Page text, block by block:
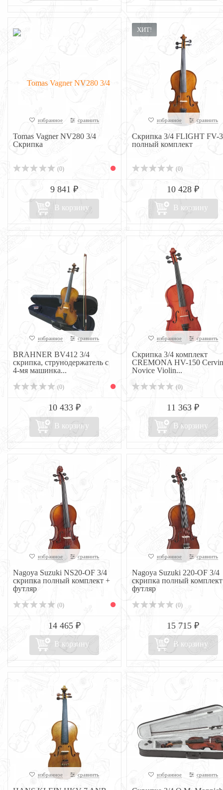
избранное сравнить
Tomas Vagner NV280 3/4
Скрипка
(0)
9 841 ₽
В корзину
ХИТ!
избранное сравнить
Скрипка 3/4 FLIGHT FV-
полный комплект
(0)
10 428 ₽
В корзину
избранное сравнить
BRAHNER BV412 3/4
скрипка, струнодержатель с
4-мя машинка...
(0)
10 433 ₽
В корзину
избранное сравнить
Скрипка 3/4 комплект
CREMONA HV-150
Novice Violin...
(0)
11 363 ₽
В корзину
избранное сравнить
Nagoya Suzuki NS20-OF 3/4
скрипка полный комплект +
футляр
(0)
14 465 ₽
В корзину
избранное сравнить
Nagoya Suzuki 220-OF 3/4
скрипка полный
футляр
(0)
15 715 ₽
В корзину
избранное сравнить избранное сравнить